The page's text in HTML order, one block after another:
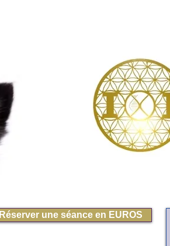
Réserver une séance en EUROS